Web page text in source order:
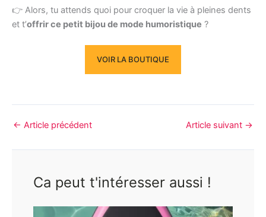
👉 Alors, tu attends quoi pour croquer la vie à pleines dents
et t’offrir ce petit bijou de mode humoristique ?
VOIR LA BOUTIQUE
← Article précédent Article suivant →
Ca peut t'intéresser aussi !